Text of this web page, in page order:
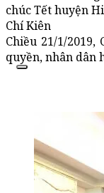
chúc Tết huyện
Chí Kiên
Chiều 21/1/
quyền, nhân dân